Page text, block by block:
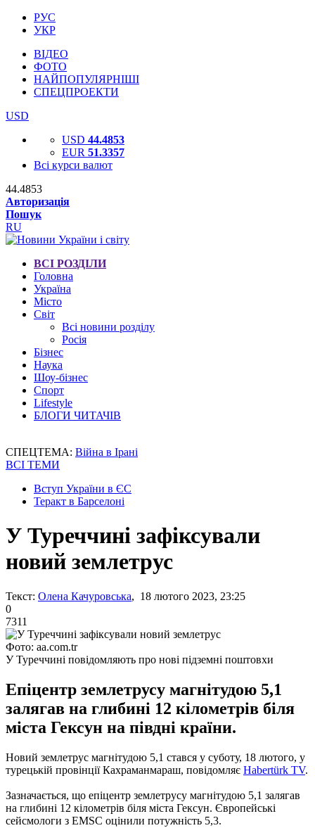
РУС
УКР
ВІДЕО
ФОТО
НАЙПОПУЛЯРНІШІ
СПЕЦПРОЕКТИ
USD
USD 44.4853
EUR 51.3357
Всі курси валют
44.4853
Авторизація
Пошук
RU
ВСІ РОЗДІЛИ
Головна
Україна
Місто
Світ
Всі новини розділу
Росія
Бізнес
Наука
Шоу-бізнес
Спорт
Lifestyle
БЛОГИ ЧИТАЧІВ
СПЕЦТЕМА: Війна в Ірані
ВСІ ТЕМИ
Вступ України в ЄС
Теракт в Барселоні
У Туреччині зафіксували
новий землетрус
Текст: Олена Качуровська, 18 лютого 2023, 23:25
0
7311
Фото: aa.com.tr
У Туреччині повідомляють про нові підземні поштовхи
Епіцентр землетрусу магнітудою 5,1
залягав на глибині 12 кілометрів біля
міста Гексун на півдні країни.
Новий землетрус магнітудою 5,1 стався у суботу, 18 лютого, у
турецькій провінції Кахраманмараш, повідомляє Нabertürk TV.
Зазначається, що епіцентр землетрусу магнітудою 5,1 залягав
на глибині 12 кілометрів біля міста Гексун. Європейські
сейсмологи з EMSC оцінили потужність 5,3.